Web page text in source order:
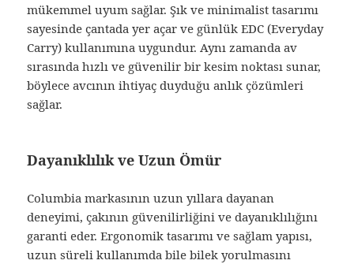
mükemmel uyum sağlar. Şık ve minimalist tasarımı
sayesinde çantada yer açar ve günlük EDC (Everyday
Carry) kullanımına uygundur. Aynı zamanda av
sırasında hızlı ve güvenilir bir kesim noktası sunar,
böylece avcının ihtiyaç duyduğu anlık çözümleri
sağlar.
Dayanıklılık ve Uzun Ömür
Columbia markasının uzun yıllara dayanan
deneyimi, çakının güvenilirliğini ve dayanıklılığını
garanti eder. Ergonomik tasarımı ve sağlam yapısı,
uzun süreli kullanımda bile bilek yorulmasını